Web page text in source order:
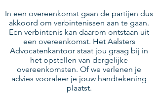
In een overeenkomst gaan de partijen dus
akkoord om verbintenissen aan te gaan.
Een verbintenis kan daarom ontstaan uit
een overeenkomst. Het Aalsters
Advocatenkantoor staat jou graag bij in
het opstellen van dergelijke
overeenkomsten. Of we verlenen je
advies vooraleer je jouw handtekening
plaatst.